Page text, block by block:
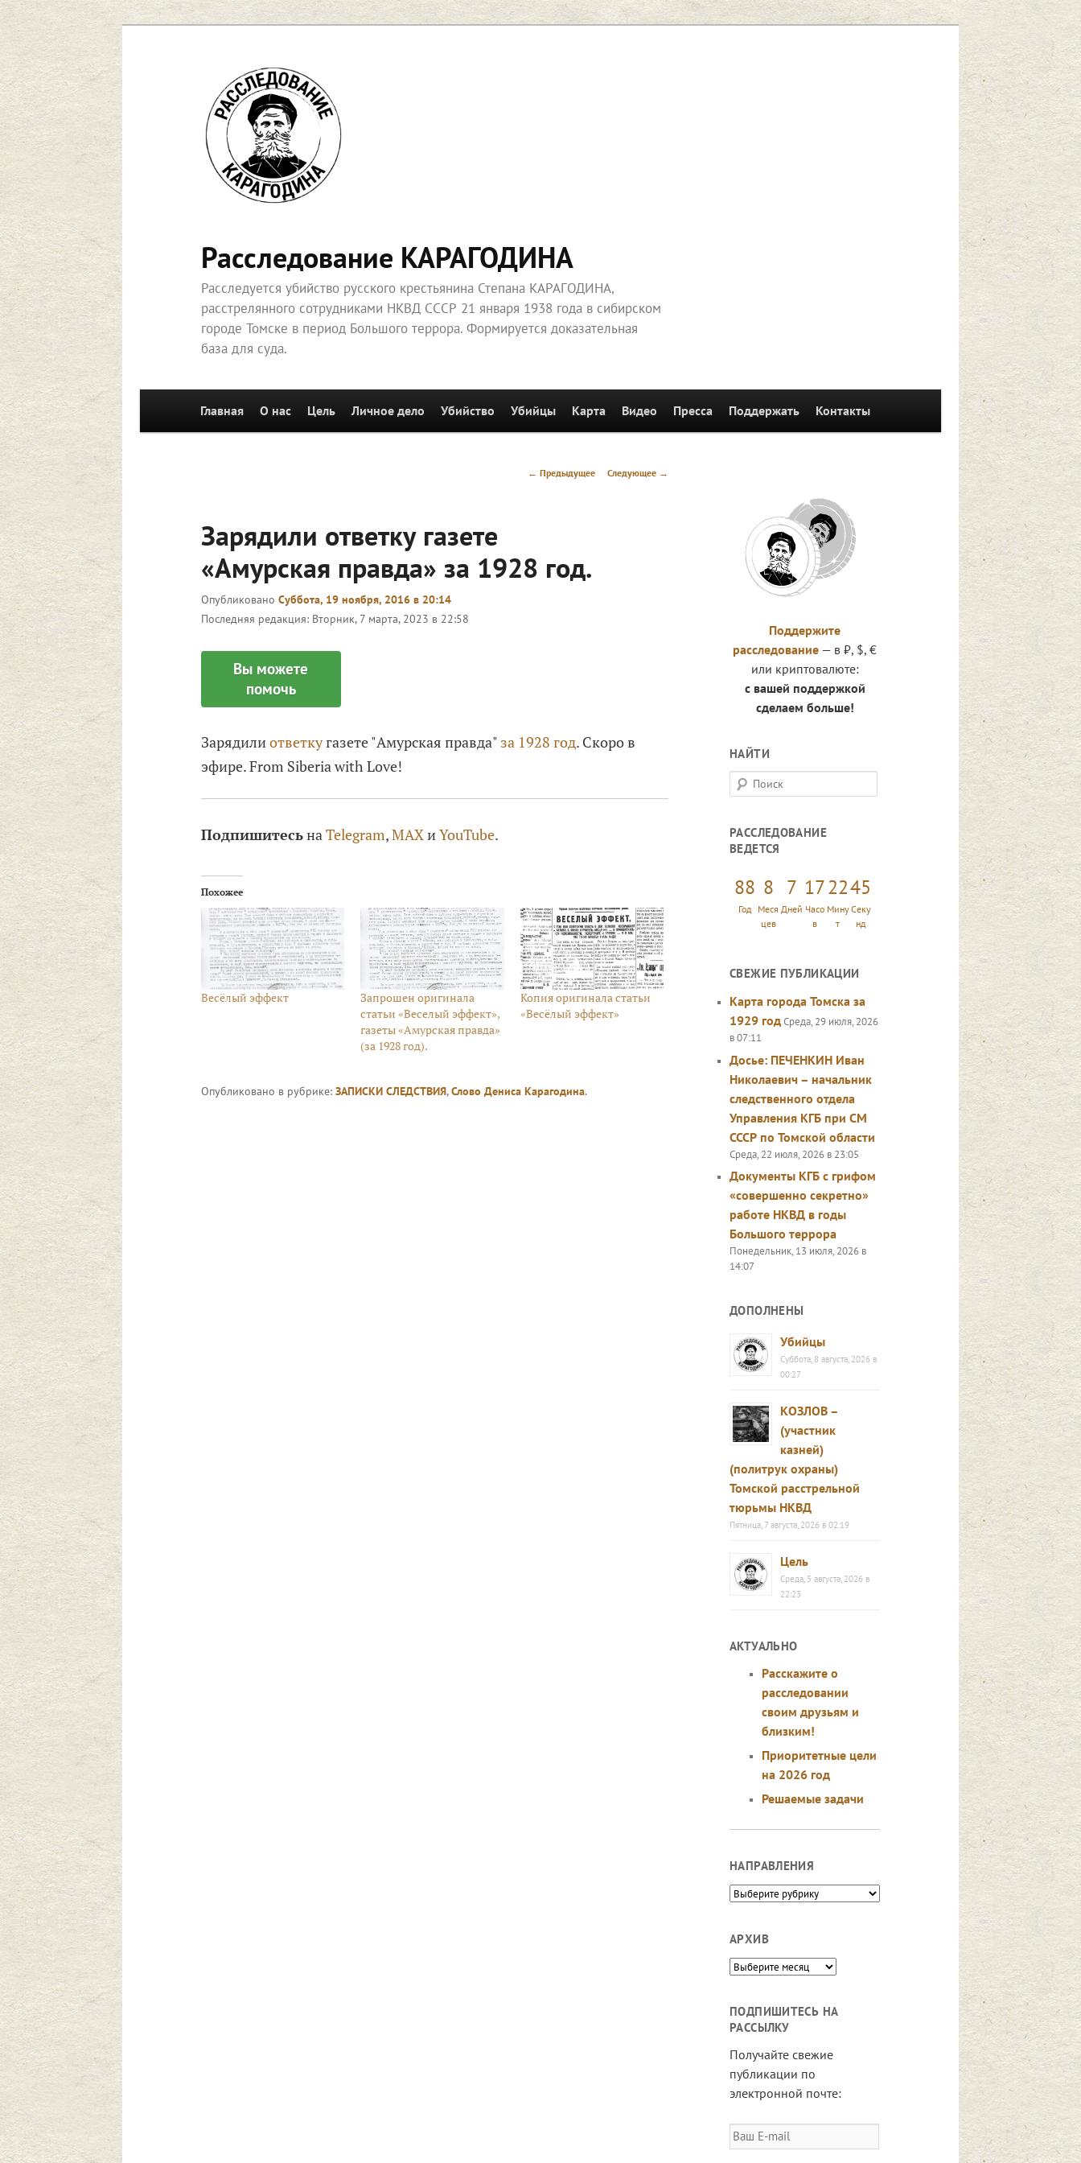
Перейти
к
основному
содержимому
Расследование КАРАГОДИНА
Расследуется убийство русского крестьянина Степана КАРАГОДИНА,
расстрелянного сотрудниками НКВД СССР 21 января 1938 года в сибирском
городе Томске в период Большого террора. Формируется доказательная
база для суда.
Перейти к основному содержимому
Главная О нас Цель Личное дело Убийство Убийцы Карта Видео Пресса Поддержать Контакты
Навигация
← Предыдущее Следующее →
Зарядили ответку газете
«Амурская правда» за 1928 год.
Опубликовано Суббота, 19 ноября, 2016 в 20:14
Последняя редакция: Вторник, 7 марта, 2023 в 22:58
Вы можете
помочь
Зарядилиответкугазете "Амурская правда" за 1928 год. Скоро в
эфире. From Siberia with Love!
ПодпишитесьнаTelegram,MAXиYouTube.
Похожее
Весёлый эффект
Запрошен оригинала
статьи «Веселый эффект»,
газеты «Амурская правда»
(за 1928 год).
Копия оригинала статьи
«Весёлый эффект»
Опубликовано в рубрике: ЗАПИСКИ СЛЕДСТВИЯ,Слово Дениса Карагодина.
Поддержите
расследование — в ₽, $, €
или криптовалюте:
с вашей поддержкой
сделаем больше!
НАЙТИ
П
о
с
к
РАССЛЕДОВАНИЕ
ВЕДЕТСЯ
88
Год
8
Меся
цев
7
Дней
17
Часо
в
22
Мину
т
46
Секу
нд
СВЕЖИЕ ПУБЛИКАЦИИ
Карта города Томска за
1929 годСреда, 29 июля, 2026
в 07:11
Досье: ПЕЧЕНКИН Иван
Николаевич – начальник
следственного отдела
Управления КГБ при СМ
СССР по Томской области
Среда, 22 июля, 2026 в 23:05
Документы КГБ с грифом
«совершенно секретно»
работе НКВД в годы
Большого террора
Понедельник, 13 июля, 2026 в
14:07
ДОПОЛНЕНЫ
Убийцы
Суббота, 8 августа, 2026 в
00:27
КОЗЛОВ –
(участник
казней)
(политрук охраны)
Томской расстрельной
тюрьмы НКВД
Пятница, 7 августа, 2026 в 02:19
Цель
Среда, 5 августа, 2026 в
22:23
АКТУАЛЬНО
Расскажите о
расследовании
своим друзьям и
близким!
Приоритетные цели
на 2026 год
Решаемые задачи
НАПРАВЛЕНИЯ
Направления
АРХИВ
Архив
ПОДПИШИТЕСЬ НА
РАССЫЛКУ
Получайте свежие
публикации по
электронной почте:
Ваш
E-